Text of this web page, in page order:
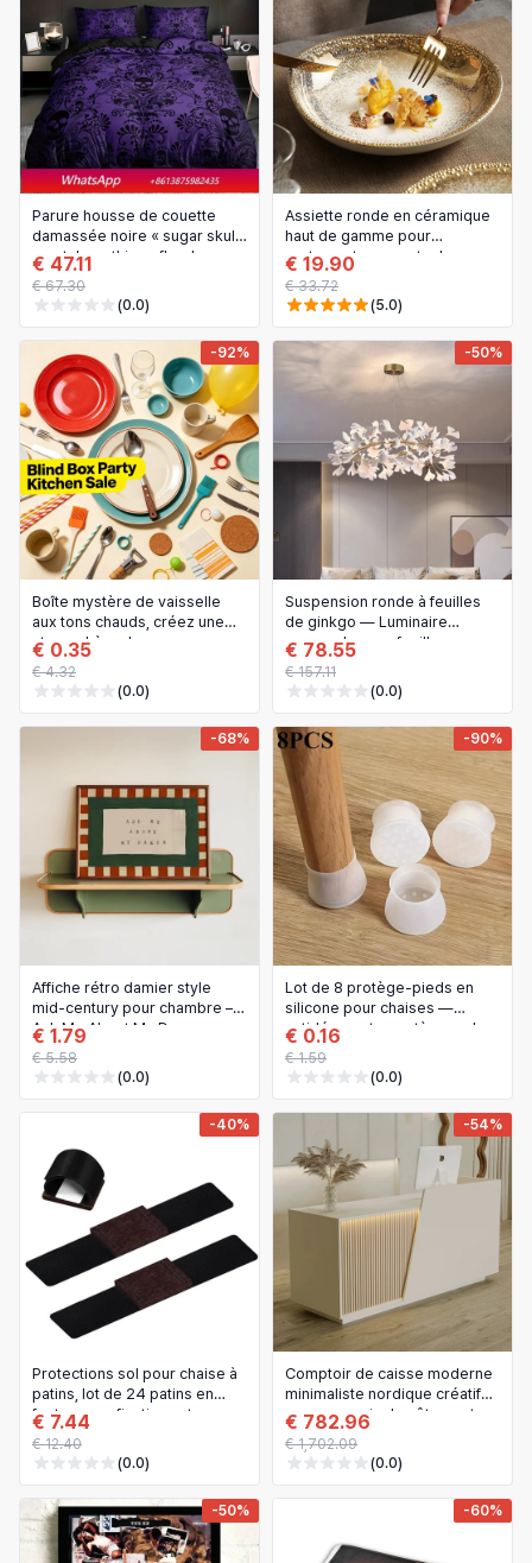
Parure housse de couette
damassée noire « sugar skull
» – style gothique floral
vintage, housse de couette/
édredon bohème
€ 47.11
€ 67.30
(0.0)
Assiette ronde en céramique
haut de gamme pour
restaurant – pour steak,
salade, fruits et dessert
€ 19.90
€ 33.72
(5.0)
-92%
Boîte mystère de vaisselle
aux tons chauds, créez une
atmosphère de repas
confortable avec de belles
pièces aléatoires
€ 0.35
€ 4.32
(0.0)
-50%
Suspension ronde à feuilles
de ginkgo — Luminaire
suspendu avec feuilles en
porcelaine pour chambre,
salle à manger, salon et
cuisine
€ 78.55
€ 157.11
(0.0)
-68%
Affiche rétro damier style
mid-century pour chambre – «
Ask Me About My Dream »
€ 1.79
€ 5.58
(0.0)
-90%
Lot de 8 protège‑pieds en
silicone pour chaises —
antidérapants, protège‑sol
pour mobilier
€ 0.16
€ 1.59
(0.0)
-40%
Protections sol pour chaise à
patins, lot de 24 patins en
feutre avec fixation auto-
agrippante (velcro) pour
pieds
€ 7.44
€ 12.40
(0.0)
-54%
Comptoir de caisse moderne
minimaliste nordique créatif
pour magasin de vêtements,
restaurant, réception, salon
de beauté et bureau
€ 782.96
€ 1,702.09
(0.0)
-50% -60%